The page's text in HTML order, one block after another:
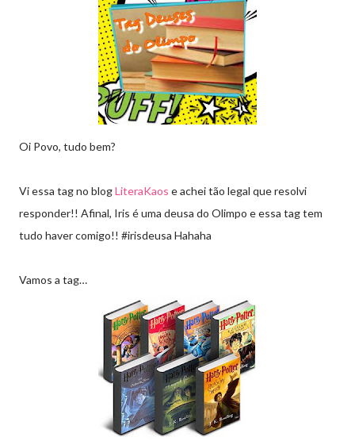
Oi Povo, tudo bem?
Vi essa tag no blogLiteraKaos e achei tão legal que resolvi
responder!! Afinal, Iris é uma deusa do Olimpo e essa tag tem
tudo haver comigo!! #irisdeusa Hahaha
Vamos a tag…